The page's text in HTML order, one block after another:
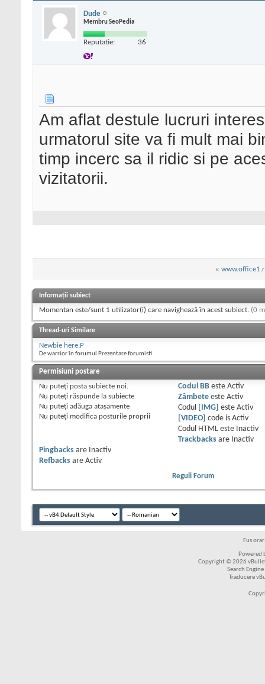
Dude
Membru SeoPedia
Reputatie: 36
Am aflat destule lucruri
urmatorul site va fi mult mai
timp incerc sa il ridic si pe
vizitatorii.
«
Informații subiect
Momentan este/sunt 1 utilizator(i) care navighează în acest subiect. (0
Thread-uri Similare
Newbie here:P
De warrior în forumul Prezentare forumisti
Permisiuni postare
Nu puteţi posta subiecte noi.
Nu puteţi răspunde la subiecte
Nu puteţi adăuga ataşamente
Nu puteţi modifica posturile proprii
Codul BBeste Activ
Zâmbeteeste Activ
Codul
[IMG] este Activ
[VIDEO]
code is Activ
Codul HTML este
Inactiv
Trackbacksare
Inactiv
Pingbacks are
Inactiv
Refbacks are Activ
Reguli Forum
Fus
Powered
Copyright © 2026
Search
Traducere